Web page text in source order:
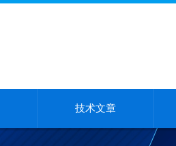
技术文章